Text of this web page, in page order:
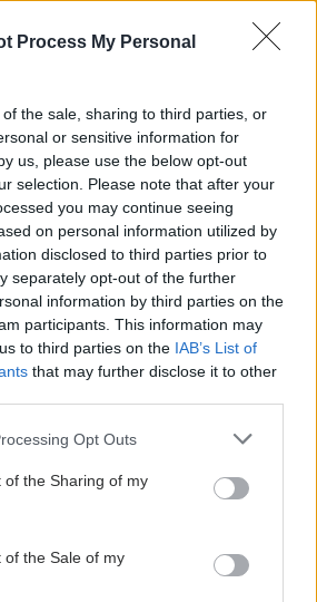
Process My Personal
the sale, sharing to third parties, or
or sensitive information for
us, please use the below opt-out
selection. Please note that after your
you may continue seeing
on personal information utilized by
disclosed to third parties prior to
separately opt-out of the further
information by third parties on the
participants. This information may
to third parties on the IAB’s List of
that may further disclose it to other
app uses one or more Google
or usage behaviour. You may click to
to Google and its third-party tags to
specified purposes in below Google
Opt Outs
of the Sharing of my
of the Sale of my
για την ασφάλεια στο
γέννησης την εκδήλωση
στο Discover
Οι αλλαγές στο σώμα
που θεωρούνται